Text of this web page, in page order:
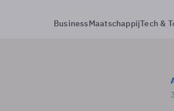
BusinessMaatschappijTech &